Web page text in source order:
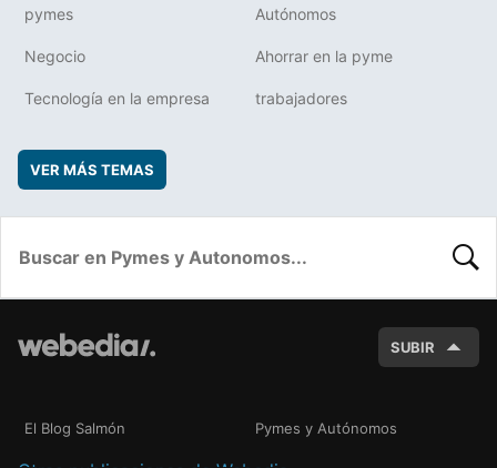
pymes Autónomos
Negocio Ahorrar en la pyme
Tecnología en la empresa trabajadores
VER MÁS TEMAS
SUBIR
El Blog Salmón Pymes y Autónomos